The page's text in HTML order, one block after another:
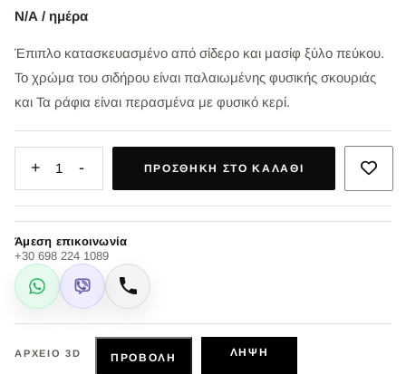
Ν/Α / ημέρα
Έπιπλο κατασκευασμένο από σίδερο και μασίφ ξύλο πεύκου.
Το χρώμα του σιδήρου είναι παλαιωμένης φυσικής σκουριάς
και Τα ράφια είναι περασμένα με φυσικό κερί.
+ 1 - ΠΡΟΣΘΉΚΗ ΣΤΟ ΚΑΛΆΘΙ
Άμεση επικοινωνία
+30 698 224 1089
WhatsApp
Viber Κλήση
ΑΡΧΕΊΟ 3D ΠΡΟΒΟΛΉ ΛΉΨΗ